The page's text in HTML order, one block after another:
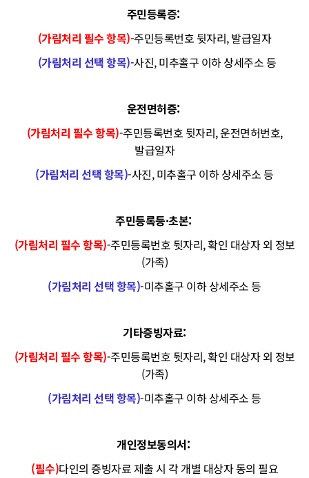
주민등록증:
(가림처리 필수 항목)-주민등록번호 뒷자리, 발급일자
(가림처리 선택 항목)-사진, 미추홀구 이하 상세주소 등
운전면허증:
(가림처리 필수 항목)-주민등록번호 뒷자리, 운전면허번호,
발급일자
(가림처리 선택 항목)-사진, 미추홀구 이하 상세주소 등
주민등록등·초본:
(가림처리 필수 항목)-주민등록번호 뒷자리, 확인 대상자 외 정보
(가족)
(가림처리 선택 항목)-미추홀구 이하 상세주소 등
기타증빙자료:
(가림처리 필수 항목)-주민등록번호 뒷자리, 확인 대상자 외 정보
(가족)
(가림처리 선택 항목)-미추홀구 이하 상세주소 등
개인정보동의서:
(필수)다인의 증빙자료 제출 시 각 개별 대상자 동의 필요